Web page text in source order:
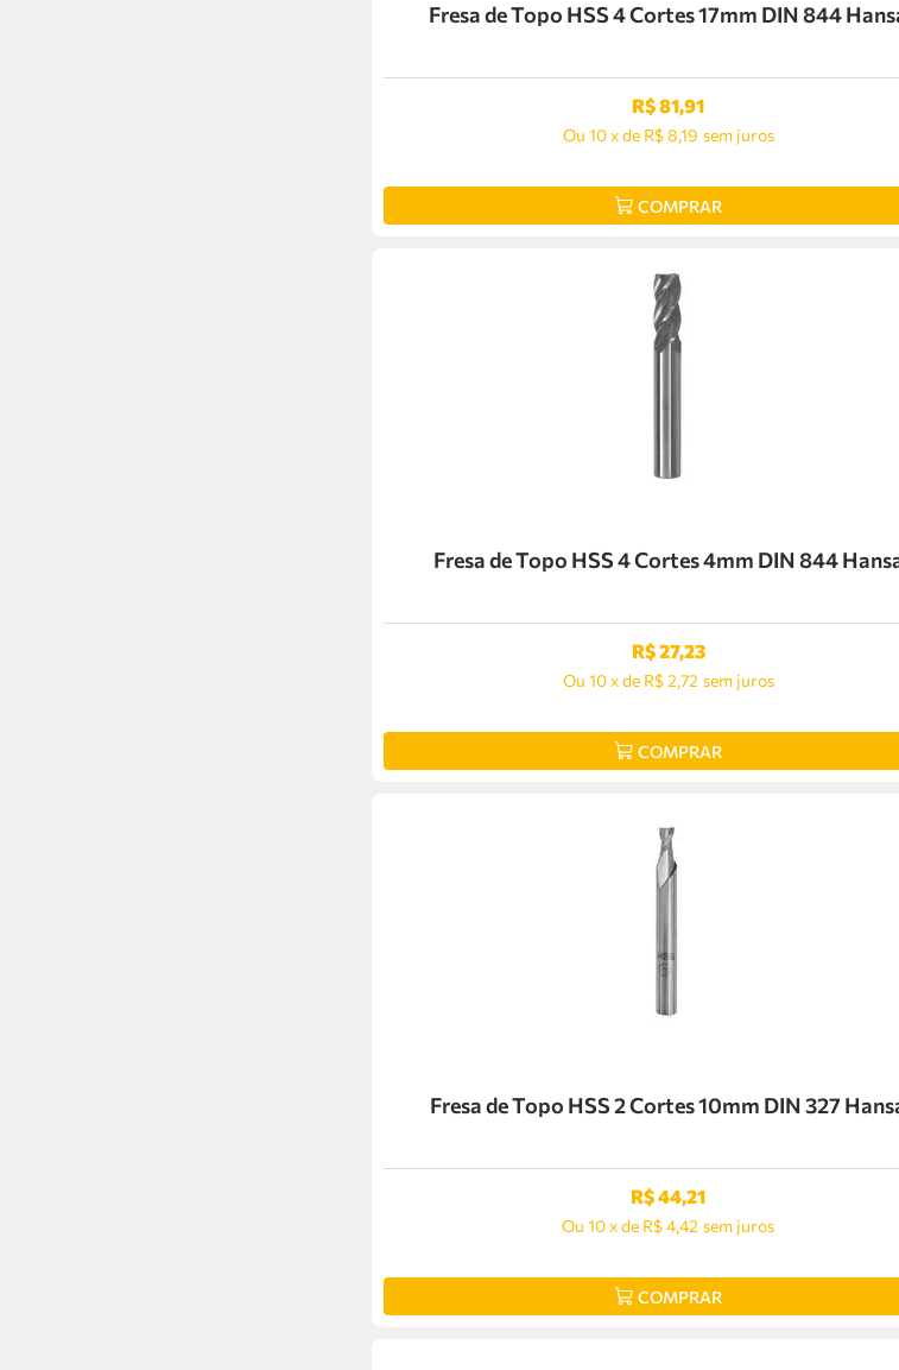
Fresa de Topo HSS 4 Cortes 17mm DIN 844
R$81,91
Ou 10 xde R$ 8,19 sem juros
COMPRAR
Fresa de Topo HSS 4 Cortes 4mm DIN 844
R$27,23
Ou 10 xde R$ 2,72 sem juros
COMPRAR
Fresa de Topo HSS 2 Cortes 10mm DIN 327
R$44,21
Ou 10xde R$ 4,42 sem juros
COMPRAR